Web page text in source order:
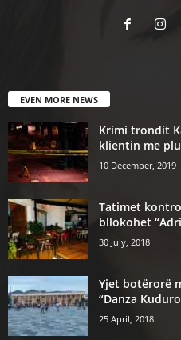
EVEN MORE NEWS
Krimi trondit
klientin me
10 December, 2019
Tatimet
bllokohet
30 July, 2018
Yjet botërorë
“Danza
25 April, 2018